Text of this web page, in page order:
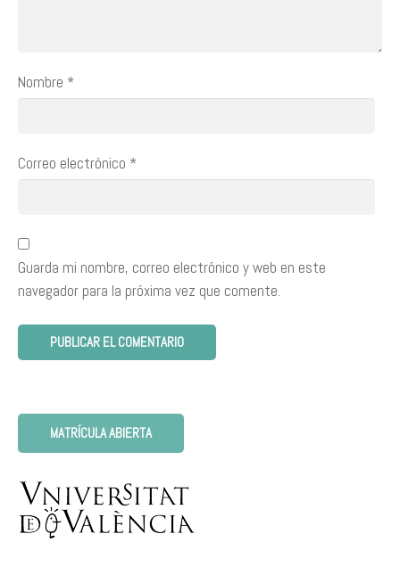
Nombre *
Correo electrónico *
Guarda mi nombre, correo electrónico y web en este
navegador para la próxima vez que comente.
MATRÍCULA ABIERTA